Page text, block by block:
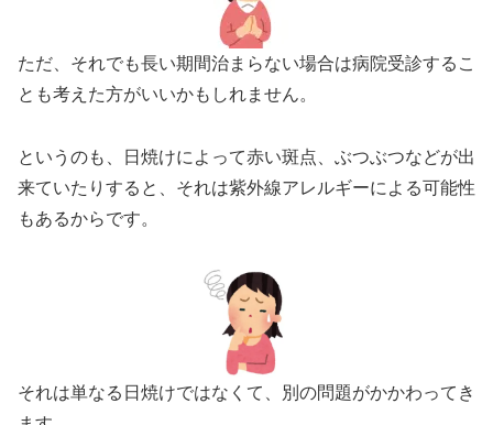
ただ、それでも長い期間治まらない場合は病院受診するこ
とも考えた方がいいかもしれません。
というのも、日焼けによって赤い斑点、ぶつぶつなどが出
来ていたりすると、それは紫外線アレルギーによる可能性
もあるからです。
それは単なる日焼けではなくて、別の問題がかかわってき